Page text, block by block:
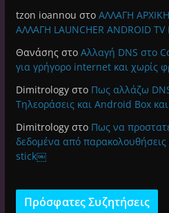
tzon ioannou στο ΑΛΛΑΓΗ
ΑΛΛΑΓΗ LAUNCHER ANDROID TV
Θανάσηςστο Αλλαγή DNS στο
για γρήγορο internet και χωρίς
Dimitrologyστο Πως αλλάζω
Τηλεοράσεις και Android Box
Dimitrologyστο Πως να
δεδομένα από παρακολουθήσεις
stick￼
Πρόσφατες Συζητήσεις